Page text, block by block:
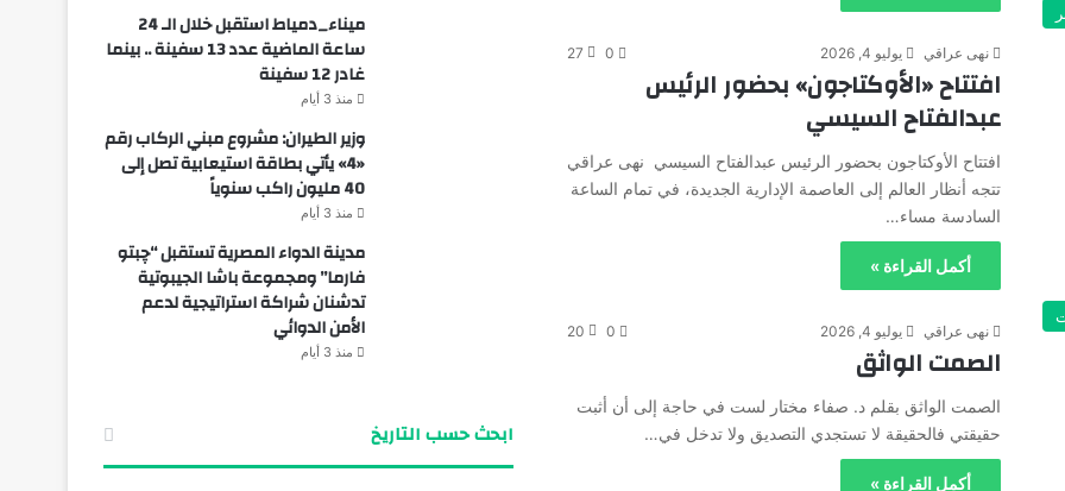
نهى عراقي يوليو 4, 2026 0
27
افتتاح «الأوكتاجون» بحضور الرئيس
عبدالفتاح السيسي
افتتاح الأوكتاجون بحضور الرئيس عبدالفتاح السيسي نهى عراقي
تتجه أنظار العالم إلى العاصمة الإدارية الجديدة، في تمام الساعة
السادسة مساء…
أكمل القراءة »
نهى عراقي يوليو 4, 2026 0
20
الصمت الواثق
الصمت الواثق بقلم د. صفاء مختار لست في حاجة إلى أن أثبت
حقيقتي فالحقيقة لا تستجدي التصديق ولا تدخل في…
أكمل القراءة »
ميناء_دمياط استقبل خلال الـ 24
ساعة الماضية عدد 13 سفينة .. بينما
غادر 12 سفينة
منذ 3 أيام
وزير الطيران: مشروع مبني الركاب رقم
«4» يأتي بطاقة استيعابية تصل إلى
40 مليون راكب سنوياً
منذ 3 أيام
مدينة الدواء المصرية تستقبل “چبتو
فارما” ومجموعة باشا الجيبوتية
تدشنان شراكة استراتيجية لدعم
الأمن الدوائي
منذ 3 أيام
ابحث حسب التاريخ